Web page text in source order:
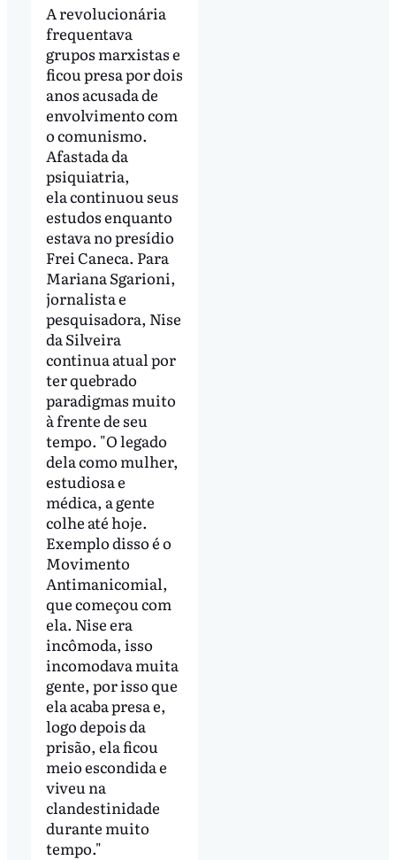
A revolucionária
frequentava
grupos marxistas e
ficou presa por dois
anos acusada de
envolvimento com
o comunismo.
Afastada da
psiquiatria,
ela continuou seus
estudos enquanto
estava no presídio
Frei Caneca. Para
Mariana Sgarioni,
jornalista e
pesquisadora, Nise
da Silveira
continua atual por
ter quebrado
paradigmas muito
à frente de seu
tempo. "O legado
dela como mulher,
estudiosa e
médica, a gente
colhe até hoje.
Exemplo disso é o
Movimento
Antimanicomial,
que começou com
ela. Nise era
incômoda, isso
incomodava muita
gente, por isso que
ela acaba presa e,
logo depois da
prisão, ela ficou
meio escondida e
viveu na
clandestinidade
durante muito
tempo."